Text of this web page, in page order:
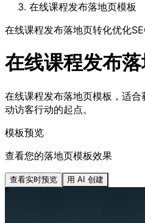
在线课程发布落地页模板
在线课程发布落地页转化优化
在线课程发布
在线课程发布落地页模板，适
动访客行动的起点。
模板预览
查看您的落地页模板效果
查看实时预览 用 AI 创建